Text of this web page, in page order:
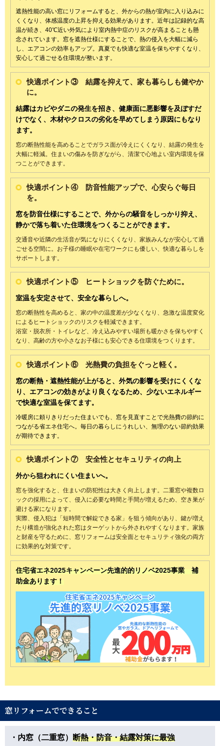
遮熱性能の高い窓にリフォームすると、外からの熱が室内に入り込みに
くくなり、体感温度の上昇を抑える効果があります。近年は記録的な高
温が続き、40℃近い外気により室内熱中症のリスクが高まることも懸
念されています。 窓を遮熱仕様にすることで、熱の侵入を大幅に減ら
し、エアコンの効率もアップ。 真夏でも快適な室温を保ちやすくなり、
安心して過ごせる住環境が整います。
快適ポイント③ 結露を抑えて、家も暮らしも健やか
に。
結露はカビやダニの発生を招き、健康面に悪影響を及ぼすだ
けでなく、 木材やクロスの劣化を早めてしまう原因にもなり
ます。
窓の断熱性能を高めることでガラス面が冷えにくくなり、結露の発生を
大幅に軽減。住まいの傷みを防ぎながら、清潔で心地よい室内環境を保
つことができます。
快適ポイント④ 防音性能アップで、心安らぐ毎日
を。
窓を防音仕様にすることで、外からの騒音をしっかり抑え、
静かで落ち着いた住環境をつくることができます。
交通音や近隣の生活音が気になりにくくなり、家族みんなが安心して過
ごせる空間に。お子様の睡眠や在宅ワークにも優しい、快適な暮らしを
サポートします。
快適ポイント⑤ ヒートショックを防ぐために。
室温を安定させて、安全な暮らしへ。
窓の断熱性を高めると、家の中の温度差が少なくなり、急激な温度変化
によるヒートショックのリスクを軽減できます。
浴室・脱衣所・トイレなど、冷え込みやすい場所も暖かさを保ちやすく
なり、高齢の方や小さなお子様にも安心できる住環境をつくります。
快適ポイント⑥ 光熱費の負担をぐっと軽く。
窓の断熱・遮熱性能が上がると、外気の影響を受けにくくな
り、 エアコンの効きがより良くなるため、少ないエネルギー
で快適な室温を保てます。
冷暖房に頼りきりだった住まいでも、 窓を見直すことで光熱費の節約に
つながる省エネ住宅へ。 毎日の暮らしにうれしい、無理のない節約効果
が期待できます。
快適ポイント⑦ 安全性とセキュリティの向上
外から狙われにくい住まいへ。
窓を強化すると、住まいの防犯性は大きく向上します。二重窓や複数ロ
ックの採用によって、侵入に必要な時間と手間が増えるため、空き巣が
避ける家になります。
実際、侵入犯は「短時間で解錠できる家」を狙う傾向があり、鍵が増え
たり構造が強化された窓はターゲットから外されやすくなります。家族
と財産を守るために、窓リフォームは安全面とセキュリティ強化の両方
に効果的な対策です。
住宅省エネ2025キャンペーン先進的的リノベ2025事業 補
助金あります！
窓リフォームでできること
・内窓（二重窓） 断熱・防音・結露対策に最強